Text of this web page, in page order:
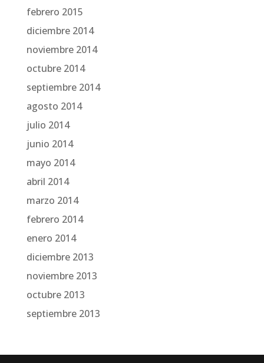
febrero 2015
diciembre 2014
noviembre 2014
octubre 2014
septiembre 2014
agosto 2014
julio 2014
junio 2014
mayo 2014
abril 2014
marzo 2014
febrero 2014
enero 2014
diciembre 2013
noviembre 2013
octubre 2013
septiembre 2013